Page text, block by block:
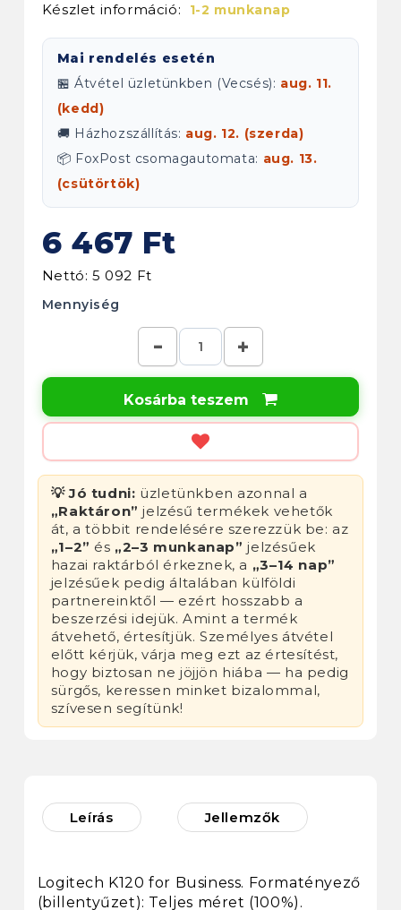
Készlet információ:
1-2 munkanap
Mai rendelés esetén
🏪 Átvétel üzletünkben (Vecsés): aug. 11.
(kedd)
🚚 Házhozszállítás: aug. 12. (szerda)
📦 FoxPost csomagautomata: aug. 13.
(csütörtök)
6 467 Ft
Nettó: 5 092 Ft
Mennyiség
Kosárba teszem 
💡 Jó tudni: üzletünkben azonnal a
„Raktáron” jelzésű termékek vehetők
át, a többit rendelésére szerezzük be: az
„1–2” és „2–3 munkanap” jelzésűek
hazai raktárból érkeznek, a „3–14 nap”
jelzésűek pedig általában külföldi
partnereinktől — ezért hosszabb a
beszerzési idejük. Amint a termék
átvehető, értesítjük. Személyes átvétel
előtt kérjük, várja meg ezt az értesítést,
hogy biztosan ne jöjjön hiába — ha pedig
sürgős, keressen minket bizalommal,
szívesen segítünk!
Leírás Jellemzők
Logitech K120 for Business. Formatényező
(billentyűzet): Teljes méret (100%).